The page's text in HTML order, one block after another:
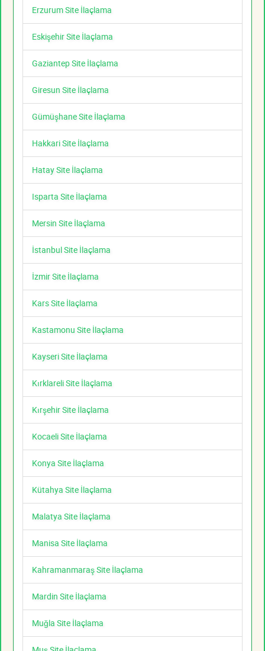
Erzurum Site İlaçlama
Eskişehir Site İlaçlama
Gaziantep Site İlaçlama
Giresun Site İlaçlama
Gümüşhane Site İlaçlama
Hakkari Site İlaçlama
Hatay Site İlaçlama
Isparta Site İlaçlama
Mersin Site İlaçlama
İstanbul Site İlaçlama
İzmir Site İlaçlama
Kars Site İlaçlama
Kastamonu Site İlaçlama
Kayseri Site İlaçlama
Kırklareli Site İlaçlama
Kırşehir Site İlaçlama
Kocaeli Site İlaçlama
Konya Site İlaçlama
Kütahya Site İlaçlama
Malatya Site İlaçlama
Manisa Site İlaçlama
Kahramanmaraş Site İlaçlama
Mardin Site İlaçlama
Muğla Site İlaçlama